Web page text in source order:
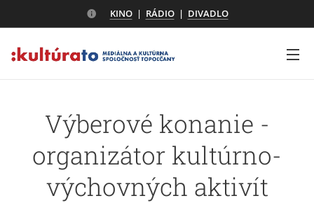
KINO| RÁDIO| DIVADLO
Výberové konanie -
organizátor kultúrno-
výchovných aktivít